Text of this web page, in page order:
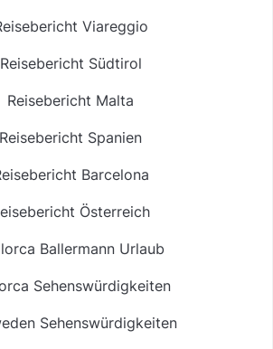
Viareggio
Reisebericht Südtirol
Reisebericht Malta
Reisebericht Spanien
Barcelona
Österreich
Ballermann Urlaub
Sehenswürdigkeiten
Sehenswürdigkeiten